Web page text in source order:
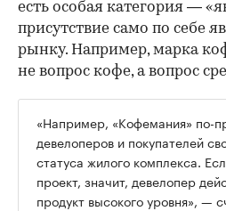
есть особая категория —
присутствие само по себе
рынку. Например, марка
не вопрос кофе, а вопрос
«Например, «Кофемания» по-
девелоперов и покупателей
статуса жилого комплекса.
проект, значит, девелопер
продукт высокого уровня», —